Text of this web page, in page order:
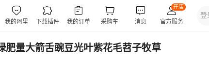
肥量大箭舌豌豆光叶紫花毛苕子牧草